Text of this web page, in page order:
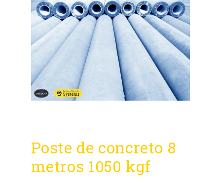
Poste de concreto 8
metros 1050 kgf